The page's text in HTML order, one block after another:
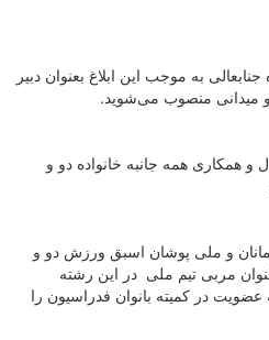
به موجب این ابلاغ بعنوان دبیر
و میدانی منصوب می‌شوید.
و همکاری همه جانبه خانواده دو و
و ملی پوشان اسبق ورزش دو و
مربی تیم ملی در این رشته
در کمیته بانوان فدراسیون را